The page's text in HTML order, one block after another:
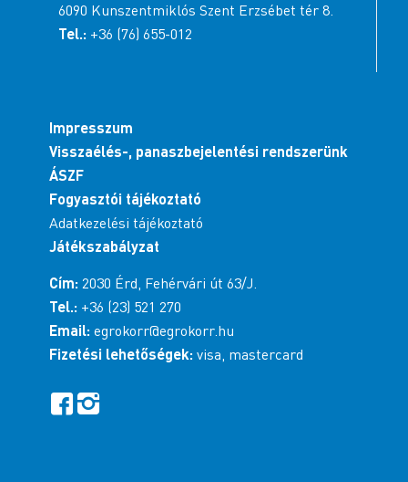
6090 Kunszentmiklós Szent Erzsébet tér 8.
Tel.: +36 (76) 655-012
Impresszum
Visszaélés-, panaszbejelentési rendszerünk
ÁSZF
Fogyasztói tájékoztató
Adatkezelési tájékoztató
Játékszabályzat
Cím: 2030 Érd, Fehérvári út 63/J.
Tel.: +36 (23) 521 270
Email: egrokorr@egrokorr.hu
Fizetési lehetőségek: visa, mastercard